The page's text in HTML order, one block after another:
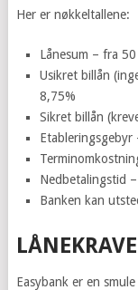
Her er nøkkeltallene:
Lånesum – fra
Usikret billån
8,75%
Sikret billån
Nedbetalingstid
Banken kan
Easybank er en